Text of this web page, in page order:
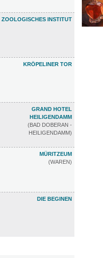
ZOOLOGISCHES INSTITUT
KRÖPELINER TOR
GRAND HOTEL
HEILIGENDAMM
(BAD DOBERAN -
HEILIGENDAMM)
MÜRITZEUM
(WAREN)
DIE BEGINEN